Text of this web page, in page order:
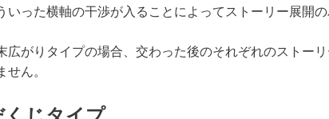
いった横軸の干渉が入ることによってストーリー展開
広がりタイプの場合、交わった後のそれぞれのストー
せん。